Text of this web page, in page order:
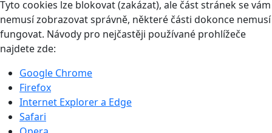
Tyto cookies lze blokovat (zakázat), ale část stránek se vám
nemusí zobrazovat správně, některé části dokonce nemusí
fungovat. Návody pro nejčastěji používané prohlížeče
najdete zde:
Google Chrome
Firefox
Internet Explorer a Edge
Safari